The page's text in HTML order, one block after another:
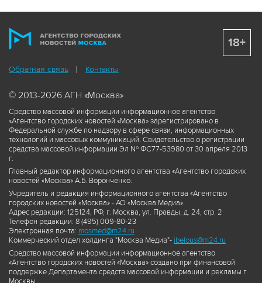
Обратная связь Контакты
© 2013-2026 АГН «Москва»
Средство массовой информации информационное агентство
«Агентство городских новостей «Москва» зарегистрировано в
Федеральной службе по надзору в сфере связи, информационных
технологий и массовых коммуникаций. Свидетельство о регистрации
средства массовой информации Эл № ФС77-53980 от 30 апреля 2013
г.
Главный редактор информационного агентства «Агентство городских
новостей «Москва» А.Б. Воронченко.
Учредитель и редакция информационного агентства «Агентство
городских новостей «Москва» - АО «Москва Медиа».
Адрес редакции: 125124, РФ, г. Москва, ул. Правды, д. 24, стр. 2
Телефон редакции: 8 (495) 009-80-23
Электронная почта: mosmed@m24.ru
Коммерческий отдел холдинга "Москва Медиа"- ibelous@m24.ru
Средство массовой информации информационное агентство
«Агентство городских новостей «Москва» создано при финансовой
поддержке Департамента средств массовой информации и рекламы г.
18+